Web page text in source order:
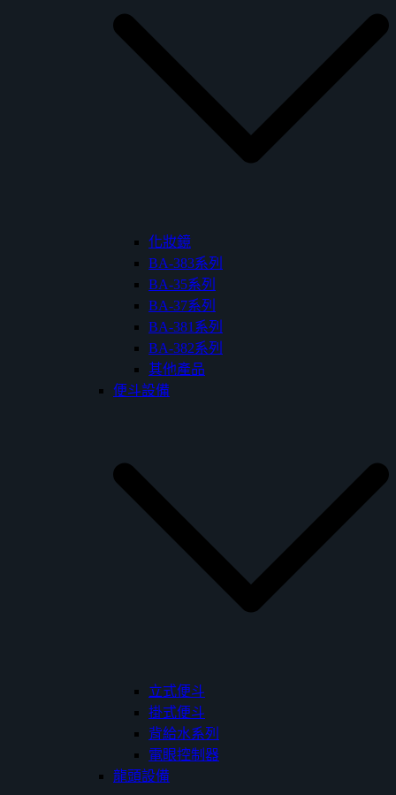
化妝鏡
BA-383系列
BA-35系列
BA-37系列
BA-381系列
BA-382系列
其他產品
便斗設備
立式便斗
掛式便斗
背給水系列
電眼控制器
龍頭設備